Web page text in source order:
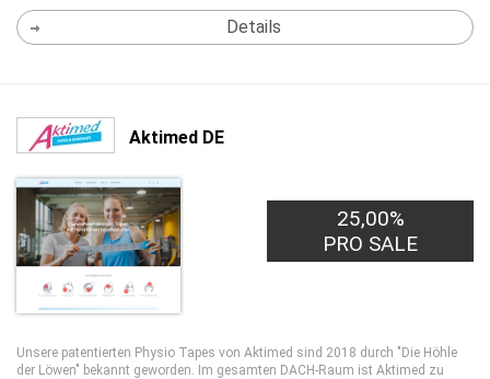
Details
Aktimed DE
25,00%
PRO SALE
Unsere patentierten Physio Tapes von Aktimed sind 2018 durch "Die Höhle
der Löwen" bekannt geworden. Im gesamten DACH-Raum ist Aktimed zu